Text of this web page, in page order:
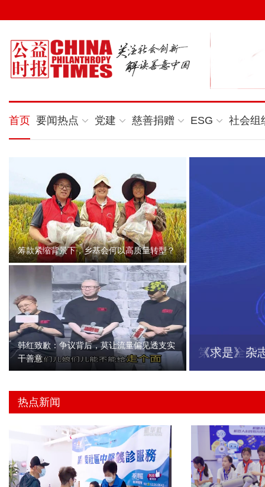
首页 要闻热点 党建 慈善捐赠 ESG 社会组
筹款紧缩背景下，乡基会何以高质量转型？
韩红致歉：争议背后，莫让流量偏见透支实
干善意
第四次全国
热点新闻